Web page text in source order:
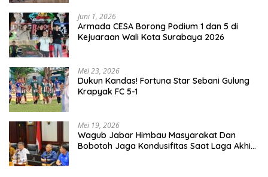
Juni 1, 2026
Armada CESA Borong Podium 1 dan 5 di
Kejuaraan Wali Kota Surabaya 2026
Mei 23, 2026
Dukun Kandas! Fortuna Star Sebani Gulung
Krapyak FC 5-1
Mei 19, 2026
Wagub Jabar Himbau Masyarakat Dan
Bobotoh Jaga Kondusifitas Saat Laga Akhir